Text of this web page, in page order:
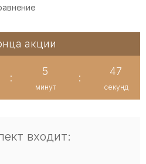
акции
:
5
минут
:
47
секунд
входит: